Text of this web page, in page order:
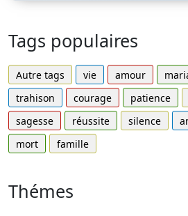
Tags populaires
Autre tags vie amour
trahison
courage patience
sagesse
réussite silence
mort
famille
Thémes